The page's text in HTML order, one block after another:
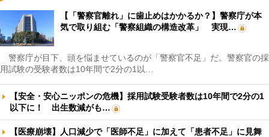
【「警察官離れ」に歯止めはかかるか？】警察庁が本
気で取り組む「警察組織の構造改革」 実現…
警察庁が目下、頭を悩ませているのが「警察官不足」だ。警察官の採
用試験の受験者数は10年間で2分の1以…
【安全・安心ニッポンの危機】採用試験受験者数は10年間で2分の1
以下に！ 出生数減がも…
【医療崩壊】人口減少で「医師不足」に加えて「患者不足」に見舞